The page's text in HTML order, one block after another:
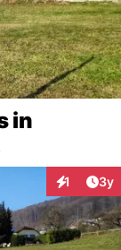
in
1 3y